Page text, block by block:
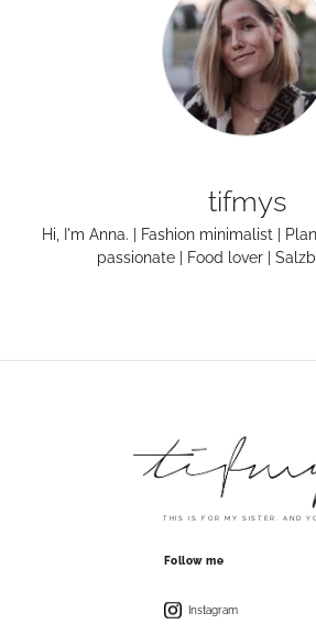
tifmys
Hi, I'm Anna. | Fashion minimalist |
passionate | Food lover |
THIS IS FOR MY SISTER. AND
Follow me
Instagram